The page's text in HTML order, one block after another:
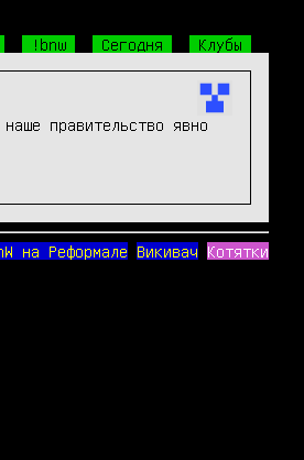
!bnw Сегодня Клубы
правительство явно
на Реформале Викивач Котятки